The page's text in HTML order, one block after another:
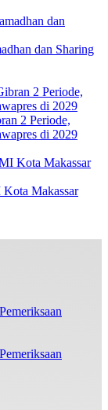
dan Sharing
2 Periode,
di 2029
Makassar